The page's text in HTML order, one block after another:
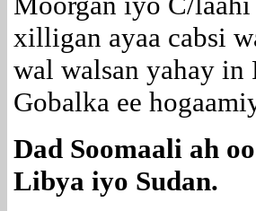
xilligan ayaa cabsi
wal walsan yahay in
Gobalka ee
Dad Soomaali ah
Libya iyo Sudan.